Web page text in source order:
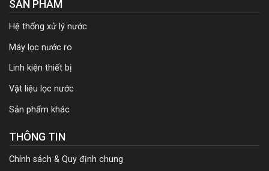
SẢN PHẨM
Hệ thống xử lý nước
Máy lọc nước ro
Linh kiện thiết bị
Vật liệu lọc nước
Sản phẩm khác
THÔNG TIN
Chính sách & Quy định chung